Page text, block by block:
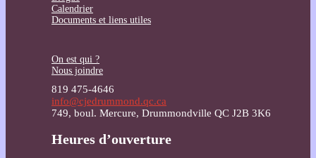
Calendrier
Documents et liens utiles
On est qui ?
Nous joindre
819 475-4646
info@cjedrummond.qc.ca
749, boul. Mercure, Drummondville QC J2B 3K6
Heures d’ouverture